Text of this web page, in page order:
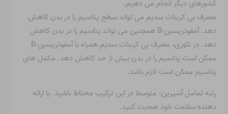
کشورهای دیگر انجام می دهیم.
مصرف بی کربنات سدیم می تواند سطح پتاسیم را در بدن کاهش
دهد. آمفوتریسین-B همچنین می تواند پتاسیم را در بدن کاهش
دهد. در تئوری، مصرف بی کربنات سدیم همراه با آمفوتریسین-B
ممکن است پتاسیم را در بدن بیش از حد کاهش دهد. مکمل های
پتاسیم ممکن است لازم باشد.
رتبه تعامل آسپرین: متوسط ​​در این ترکیب محتاط باشید. با ارائه
دهنده سلامت خود صحبت کنید.